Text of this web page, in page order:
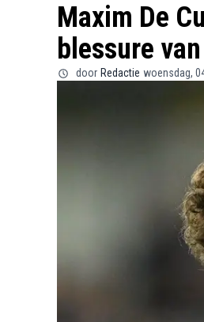
Maxim De
blessure
door Redactie woensdag,